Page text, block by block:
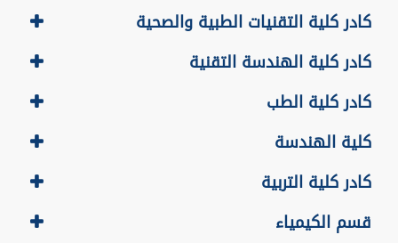
كادر كلية التقنيات الطبية والصحية
كادر كلية الهندسة التقنية
كادر كلية الطب
كلية الهندسة
كادر كلية التربية
قسم الكيمياء